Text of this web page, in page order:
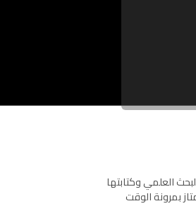
العلمي وكتابتها
بمرونة الوقت